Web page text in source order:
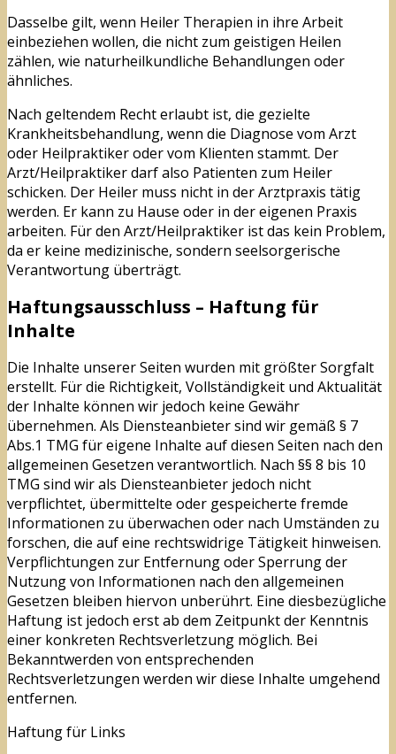
Dasselbe gilt, wenn Heiler Therapien in ihre Arbeit
einbeziehen wollen, die nicht zum geistigen Heilen
zählen, wie naturheilkundliche Behandlungen oder
ähnliches.
Nach geltendem Recht erlaubt ist, die gezielte
Krankheitsbehandlung, wenn die Diagnose vom Arzt
oder Heilpraktiker oder vom Klienten stammt. Der
Arzt/Heilpraktiker darf also Patienten zum Heiler
schicken. Der Heiler muss nicht in der Arztpraxis tätig
werden. Er kann zu Hause oder in der eigenen Praxis
arbeiten. Für den Arzt/Heilpraktiker ist das kein Problem,
da er keine medizinische, sondern seelsorgerische
Verantwortung überträgt.
Haftungsausschluss – Haftung für
Inhalte
Die Inhalte unserer Seiten wurden mit größter Sorgfalt
erstellt. Für die Richtigkeit, Vollständigkeit und Aktualität
der Inhalte können wir jedoch keine Gewähr
übernehmen. Als Diensteanbieter sind wir gemäß § 7
Abs.1 TMG für eigene Inhalte auf diesen Seiten nach den
allgemeinen Gesetzen verantwortlich. Nach §§ 8 bis 10
TMG sind wir als Diensteanbieter jedoch nicht
verpflichtet, übermittelte oder gespeicherte fremde
Informationen zu überwachen oder nach Umständen zu
forschen, die auf eine rechtswidrige Tätigkeit hinweisen.
Verpflichtungen zur Entfernung oder Sperrung der
Nutzung von Informationen nach den allgemeinen
Gesetzen bleiben hiervon unberührt. Eine diesbezügliche
Haftung ist jedoch erst ab dem Zeitpunkt der Kenntnis
einer konkreten Rechtsverletzung möglich. Bei
Bekanntwerden von entsprechenden
Rechtsverletzungen werden wir diese Inhalte umgehend
entfernen.
Haftung für Links